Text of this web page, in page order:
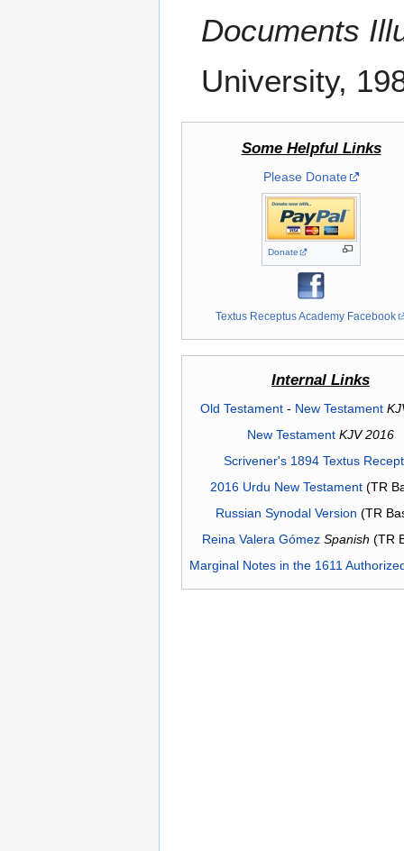
Documents
University,
Some Helpful Links
Please Donate
Donate
Textus Receptus Academy Facebook
Internal Links
Old Testament- New Testament
New Testament KJV 2016
Scrivener's 1894 Textus
2016 Urdu New Testament(TR
Russian Synodal Version (TR
Reina Valera Gómez Spanish (TR
Marginal Notes in the 1611